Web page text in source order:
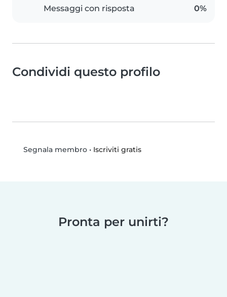
Messaggi con risposta 0%
Condividi questo profilo
Segnala membro• Iscriviti gratis
Pronta per unirti?